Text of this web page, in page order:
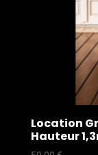
Location
Hauteur